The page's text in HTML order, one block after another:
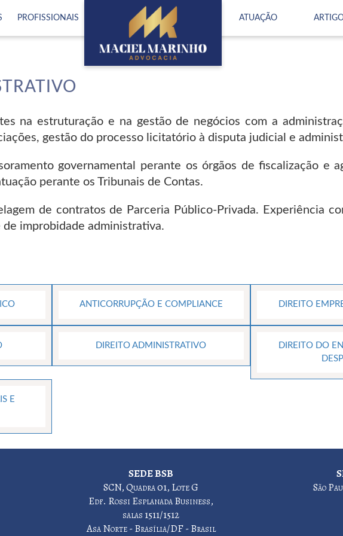
PROFISSIONAIS (logo) ATUAÇÃO
na estruturação e na gestão de negócios com a
gestão do processo licitatório à disputa judicial e
governamental perante os órgãos de fiscalização e
perante os Tribunais de Contas.
de contratos de Parceria Público-Privada. Experiência
improbidade administrativa.
ANTICORRUPÇÃO E COMPLIANCE DIREITO
DIREITO ADMINISTRATIVO
DIREITO DO
E
SEDE BSB
SCN, Quadra 01, Lote G
Edf. Rossi Esplanada Business,
salas 1511/1512
Asa Norte - Brasília/DF - Brasil
São